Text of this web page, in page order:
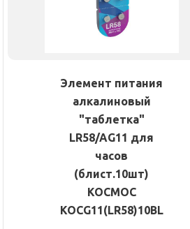
Элемент питания
алкалиновый
"таблетка"
LR58/AG11 для
часов
(блист.10шт)
КОСМОС
KOCG11(LR58)10BL